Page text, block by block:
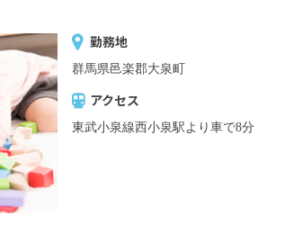
勤務地
群馬県邑楽郡大泉町
アクセス
東武小泉線西小泉駅より車で8分